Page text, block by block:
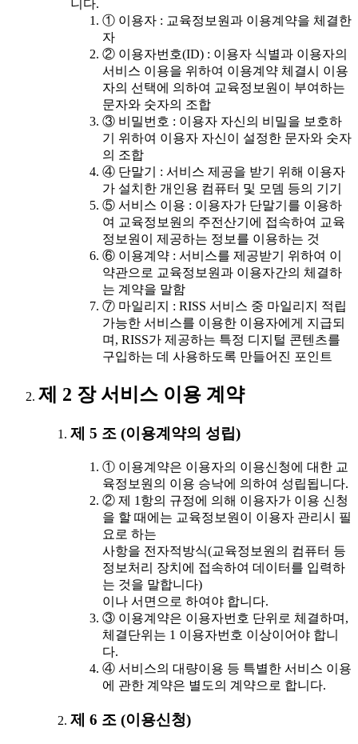
니다.
① 이용자 : 교육정보원과 이용계약을 체결한
자
② 이용자번호(ID) : 이용자 식별과 이용자의
서비스 이용을 위하여 이용계약 체결시 이용
자의 선택에 의하여 교육정보원이 부여하는
문자와 숫자의 조합
③ 비밀번호 : 이용자 자신의 비밀을 보호하
기 위하여 이용자 자신이 설정한 문자와 숫자
의 조합
④ 단말기 : 서비스 제공을 받기 위해 이용자
가 설치한 개인용 컴퓨터 및 모뎀 등의 기기
⑤ 서비스 이용 : 이용자가 단말기를 이용하
여 교육정보원의 주전산기에 접속하여 교육
정보원이 제공하는 정보를 이용하는 것
⑥ 이용계약 : 서비스를 제공받기 위하여 이
약관으로 교육정보원과 이용자간의 체결하
는 계약을 말함
⑦ 마일리지 : RISS 서비스 중 마일리지 적립
가능한 서비스를 이용한 이용자에게 지급되
며, RISS가 제공하는 특정 디지털 콘텐츠를
구입하는 데 사용하도록 만들어진 포인트
제 2 장 서비스 이용 계약
제 5 조 (이용계약의 성립)
① 이용계약은 이용자의 이용신청에 대한 교
육정보원의 이용 승낙에 의하여 성립됩니다.
② 제 1항의 규정에 의해 이용자가 이용 신청
을 할 때에는 교육정보원이 이용자 관리시 필
요로 하는
사항을 전자적방식(교육정보원의 컴퓨터 등
정보처리 장치에 접속하여 데이터를 입력하
는 것을 말합니다)
이나 서면으로 하여야 합니다.
③ 이용계약은 이용자번호 단위로 체결하며,
체결단위는 1 이용자번호 이상이어야 합니
다.
④ 서비스의 대량이용 등 특별한 서비스 이용
에 관한 계약은 별도의 계약으로 합니다.
제 6 조 (이용신청)